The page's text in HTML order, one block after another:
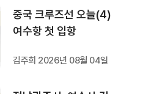
중국 크루즈선 오늘(4)
여수항 첫 입항
김주희 2026년 08월 04일